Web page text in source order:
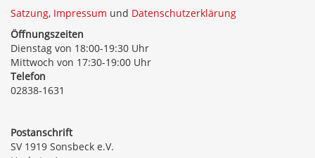
Satzung, Impressum und Datenschutzerklärung
Öffnungszeiten
Dienstag von 18:00-19:30 Uhr
Mittwoch von 17:30-19:00 Uhr
Telefon
02838-1631
Postanschrift
SV 1919 Sonsbeck e.V.